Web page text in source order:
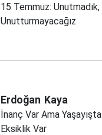
15 Temmuz: Unutmadık,
Unutturmayacağız
Erdoğan Kaya
İnanç Var Ama Yaşayışta
Eksiklik Var